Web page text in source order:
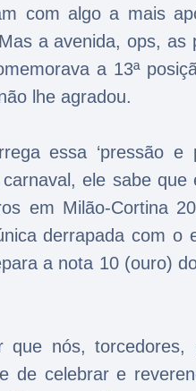
com algo a mais
a avenida, ops,
a 13ª
lhe agradou.
essa ‘pressão
ele sabe
em Milão-Cortina
derrapada com o
a nota 10 (ouro)
que nós,
de celebrar e